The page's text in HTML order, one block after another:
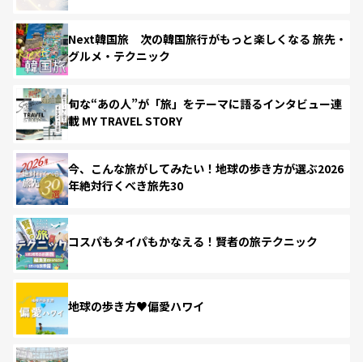
Next韓国旅 次の韓国旅行がもっと楽しくなる 旅先・
グルメ・テクニック
旬な“あの人”が「旅」をテーマに語るインタビュー連
載 MY TRAVEL STORY
今、こんな旅がしてみたい！地球の歩き方が選ぶ2026
年絶対行くべき旅先30
コスパもタイパもかなえる！賢者の旅テクニック
地球の歩き方♥偏愛ハワイ